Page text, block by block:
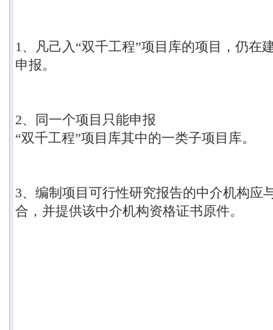
1 、凡己入 “双千工程”项目库的项目，仍在
申报。
2、同一个项目只能申报
“双千工程”项目库其中的一类子项目库。
3、编制项目可行性研究报告的中介机构应
合，并提供该中介机构资格证书原件。